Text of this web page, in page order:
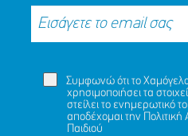
Συμφωνώ ότι το
χρησιμοποιήσει τα
στείλει το ενημερωτικό
αποδέχομαι την
Παιδιού